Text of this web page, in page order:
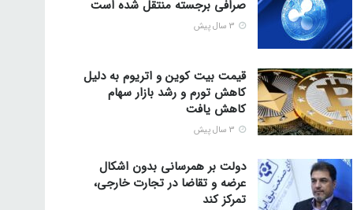
صرافی برجسته منتقل شده است
قیمت بیت کوین و اتریوم به دلیل
کاهش تورم و رشد بازار سهام
کاهش یافت
دولت بر همرسانی بدون اشکال
عرضه و تقاضا در تجارت خارجی،
تمرکز کند